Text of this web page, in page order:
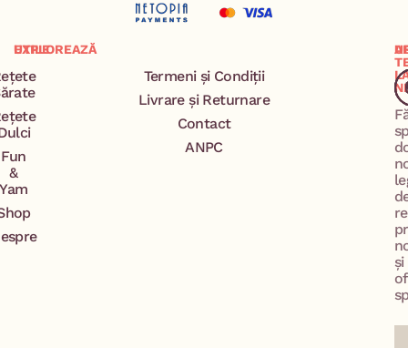
EXPLOREAZĂ
Fun
&
Yam
UTILE
Termeni și Condiții
Livrare și Returnare
Contact
ANPC
și